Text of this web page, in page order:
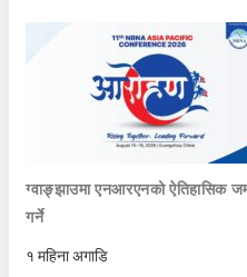
ग्वाङ्झाउमा एनआरएनको ऐतिहासिक
गर्ने
१ महिना अगाडि